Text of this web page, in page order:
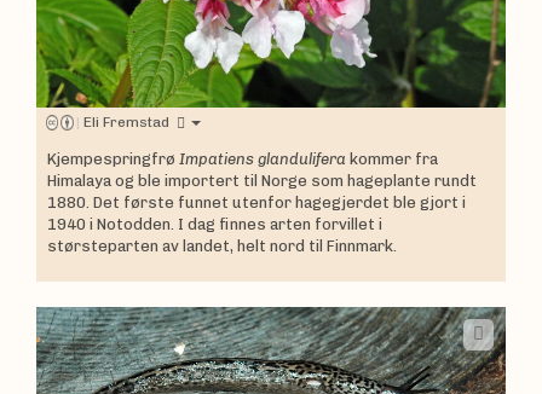
| Eli Fremstad
Kjempespringfrø Impatiens glandulifera kommer fra
Himalaya og ble importert til Norge som hageplante rundt
1880. Det første funnet utenfor hagegjerdet ble gjort i
1940 i Notodden. I dag finnes arten forvillet i
størsteparten av landet, helt nord til Finnmark.